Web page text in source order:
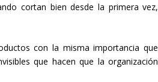
cortan bien desde la primera vez,
con la misma importancia que
que hacen que la organización